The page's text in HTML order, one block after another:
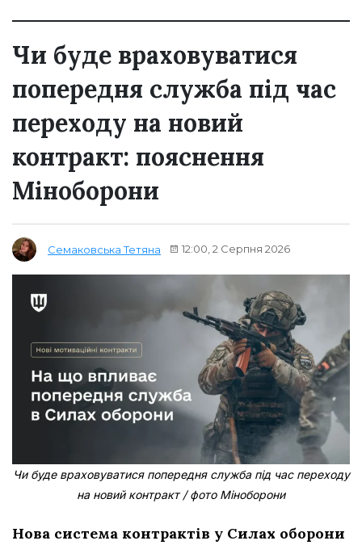
Чи буде враховуватися
попередня служба під час
переходу на новий
контракт: пояснення
Міноборони
Семаковська Тетяна 12:00, 2 Серпня 2026
Чи буде враховуватися попередня служба під час переходу
на новий контракт / фото Міноборони
Нова система контрактів у Силах оборони